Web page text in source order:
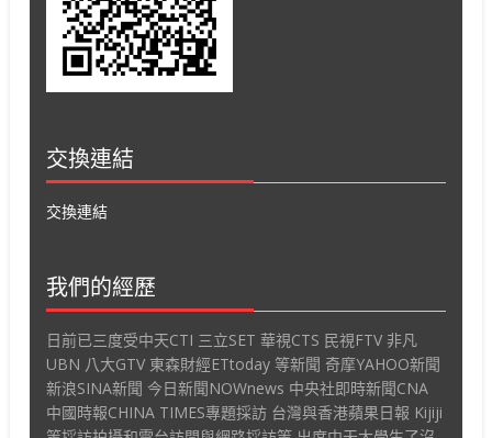
交換連結
交換連結
我們的經歷
日前已三度受中天CTI 三立SET 華視CTS 民視FTV 非凡
UBN 八大GTV 東森財經ETtoday 等新聞 奇摩YAHOO新聞
新浪SINA新聞 今日新聞NOWnews 中央社即時新聞CNA
中國時報CHINA TIMES專題採訪 台灣與香港蘋果日報 Kijiji